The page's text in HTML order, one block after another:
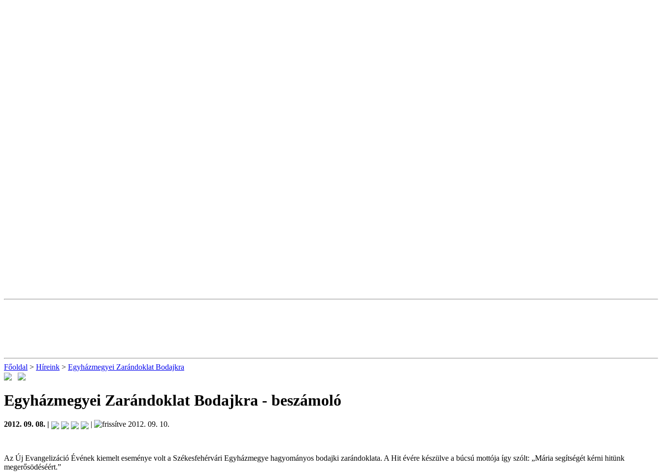
Főoldal > Híreink > Egyházmegyei Zarándoklat Bodajkra
Egyházmegyei Zarándoklat Bodajkra - beszámoló
2012. 09. 08. | | 2012. 09. 10.
Az Új Evangelizáció Évének kiemelt eseménye volt a Székesfehérvári Egyházmegye hagyományos bodajki zarándoklata. A Hit évére készülve a búcsú mottója így szólt: „Mária segítségét kérni hitünk
megerősödéséért.”